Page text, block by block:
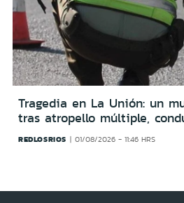
Tragedia en La Unión: un
tras atropello múltiple,
REDLOSRIOS 01/08/2026 - 11:46 HRS